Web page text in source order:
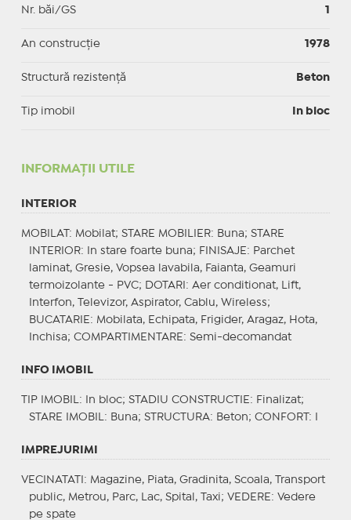
Nr. băi/GS 1
An construcție 1978
Structură rezistență Beton
Tip imobil In bloc
INFORMAŢII UTILE
INTERIOR
MOBILAT : Mobilat; STARE MOBILIER: Buna; STARE
INTERIOR: In stare foarte buna; FINISAJE : Parchet
laminat, Gresie, Vopsea lavabila, Faianta, Geamuri
termoizolante - PVC;
DOTARI : Aer conditionat, Lift,
Interfon, Televizor, Aspirator, Cablu, Wireless;
BUCATARIE : Mobilata, Echipata, Frigider, Aragaz, Hota,
Inchisa; COMPARTIMENTARE : Semi-decomandat
INFO IMOBIL
TIP IMOBIL : In bloc; STADIU CONSTRUCTIE : Finalizat;
STARE IMOBIL : Buna; STRUCTURA: Beton; CONFORT : I
IMPREJURIMI
VECINATATI : Magazine, Piata, Gradinita, Scoala, Transport
public, Metrou, Parc, Lac, Spital, Taxi; VEDERE : Vedere
pe spate